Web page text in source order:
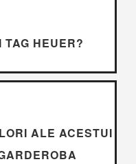
HEUER?
ALE ACESTUI